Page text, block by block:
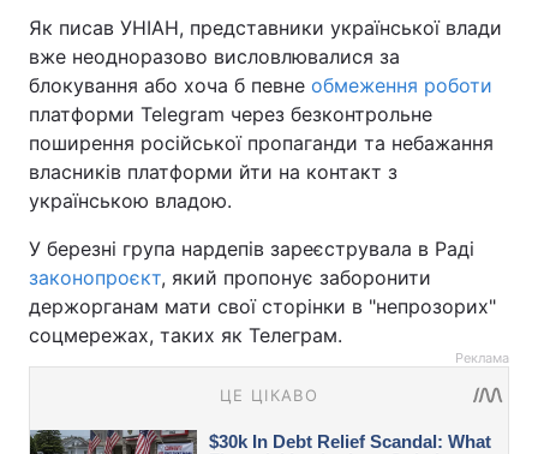
Як писав УНІАН, представники української влади
вже неодноразово висловлювалися за
блокування або хоча б певне обмеження роботи
платформи Telegram через безконтрольне
поширення російської пропаганди та небажання
власників платформи йти на контакт з
українською владою.
У березні група нардепів зареєструвала в Раді
законопроєкт, який пропонує заборонити
держорганам мати свої сторінки в "непрозорих"
соцмережах, таких як Телеграм.
Реклама